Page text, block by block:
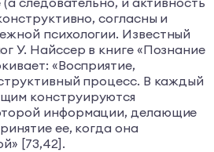
согласны и
психологии. Известный
У. Найссер в книге «Познание
«Восприятие,
процесс. В каждый
конструируются
информации, делающие
ее, когда она
[73,42].